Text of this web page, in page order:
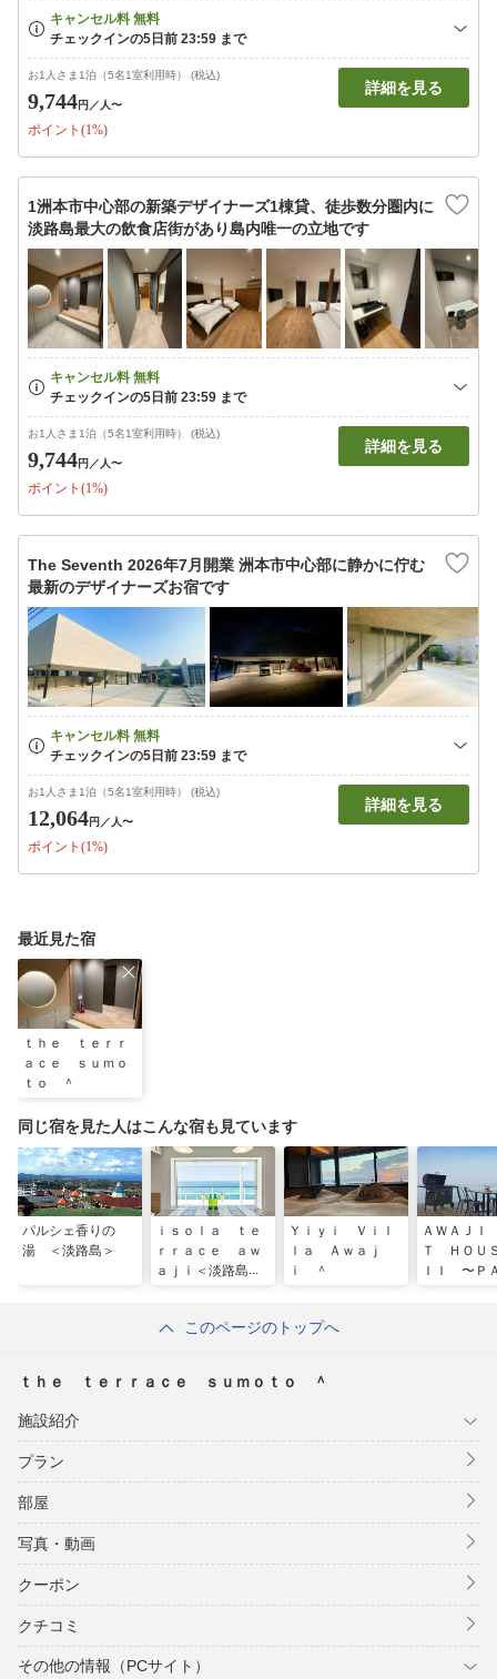
お1人さま1泊（5名1室利用時） (税込)
9,744円 ／人〜
ポイント(1%)
詳細を見る
1洲本市中心部の新築デザイナーズ1棟貸、徒歩数分圏内に
淡路島最大の飲食店街があり島内唯一の立地です
お1人さま1泊（5名1室利用時） (税込)
9,744円 ／人〜
ポイント(1%)
詳細を見る
The Seventh 2026年7月開業 洲本市中心部に静かに佇む
最新のデザイナーズお宿です
お1人さま1泊（5名1室利用時） (税込)
12,064円 ／人〜
ポイント(1%)
詳細を見る
最近見た宿
ｔｈｅ ｔｅｒｒ
ａｃｅ ｓｕｍｏ
ｔｏ ＾
同じ宿を見た人はこんな宿も見ています
パルシェ香りの
湯 ＜淡路島＞
ｉｓｏｌａ ｔｅ
ｒｒａｃｅ ａｗ
ａｊｉ＜淡路島＞
Ｙｉｙｉ Ｖｉｌ
ｌａ Ａｗａｊ
ｉ ＾
ＡＷＡＪ
Ｔ ＨＯ
ＩＩ 〜Ｐ
このページのトップへ
ｔｈｅ ｔｅｒｒａｃｅ ｓｕｍｏｔｏ ＾
施設紹介
プラン
部屋
写真・動画
クーポン
クチコミ
その他の情報（PCサイト）